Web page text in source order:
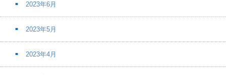
2023年6月
2023年5月
2023年4月